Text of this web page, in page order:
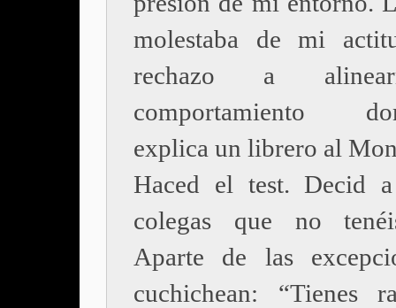
molestaba de mi
rechazo a
comportamiento
explica un librero al
Haced el test. Decid
colegas que no
Aparte de las
cuchichean: “Tienes